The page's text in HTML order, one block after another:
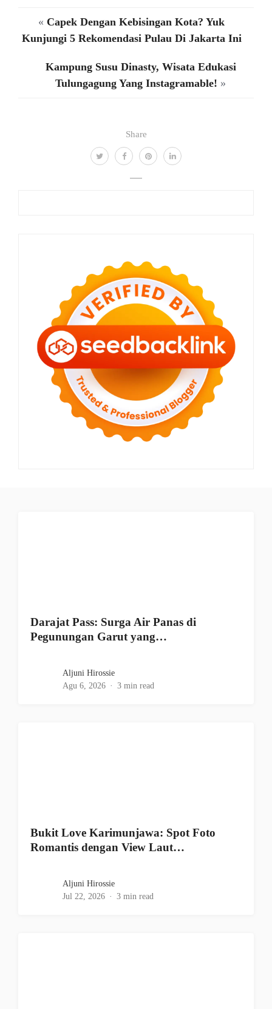
Share
« Capek Dengan Kebisingan Kota? Yuk
Kunjungi 5 Rekomendasi Pulau Di Jakarta Ini
Kampung Susu Dinasty, Wisata Edukasi
Tulungagung Yang Instagramable! »
Darajat Pass: Surga Air Panas di
Pegunungan Garut yang…
Aljuni Hirossie
Agu 6, 2026
3 min read
Bukit Love Karimunjawa: Spot Foto
Romantis dengan View Laut…
Aljuni Hirossie
Jul 22, 2026
3 min read